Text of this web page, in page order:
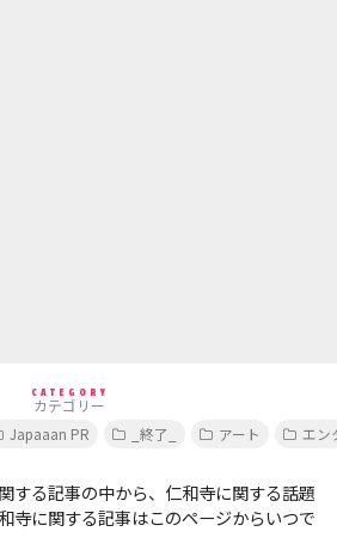
CATEGORY
カテゴリー
Japaaan PR _終了_ アート エン
する記事の中から、仁和寺に関する話題
寺に関する記事はこのページからいつで